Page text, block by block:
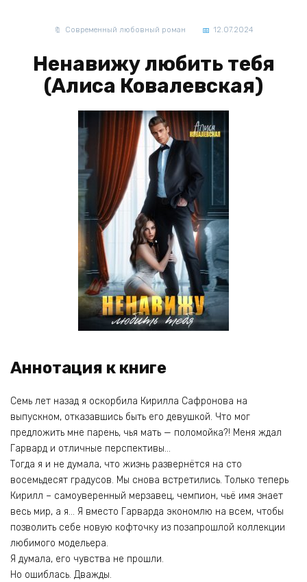
Современный любовный роман 12.07.2024
Ненавижу любить тебя
(Алиса Ковалевская)
Аннотация к книге
Семь лет назад я оскорбила Кирилла Сафронова на
выпускном, отказавшись быть его девушкой. Что мог
предложить мне парень, чья мать — поломойка?! Меня ждал
Гарвард и отличные перспективы…
Тогда я и не думала, что жизнь развернётся на сто
восемьдесят градусов. Мы снова встретились. Только теперь
Кирилл – самоуверенный мерзавец, чемпион, чьё имя знает
весь мир, а я… Я вместо Гарварда экономлю на всем, чтобы
позволить себе новую кофточку из позапрошлой коллекции
любимого модельера.
Я думала, его чувства не прошли.
Но ошиблась. Дважды.